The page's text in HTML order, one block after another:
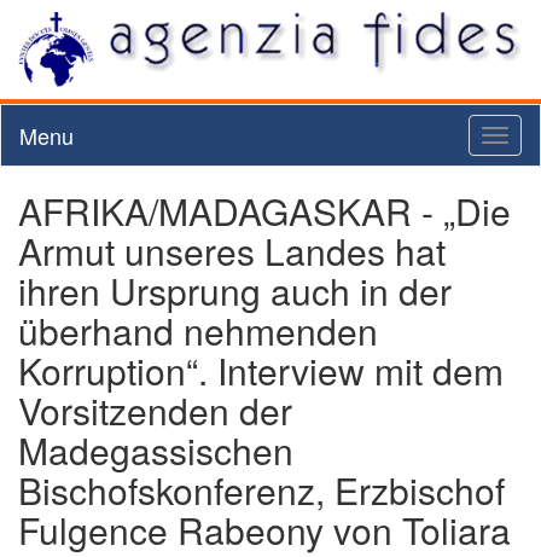
Menu
AFRIKA/MADAGASKAR - „Die
Armut unseres Landes hat
ihren Ursprung auch in der
überhand nehmenden
Korruption“. Interview mit dem
Vorsitzenden der
Madegassischen
Bischofskonferenz, Erzbischof
Fulgence Rabeony von Toliara